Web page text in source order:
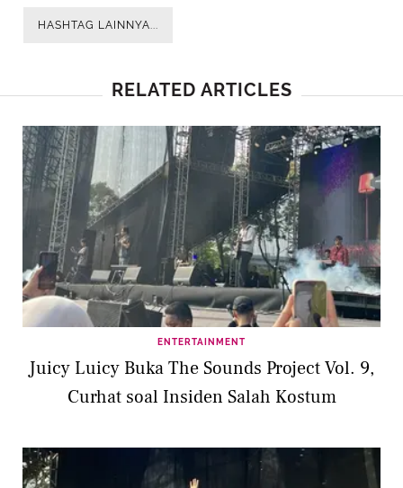
HASHTAG LAINNYA...
RELATED ARTICLES
ENTERTAINMENT
Juicy Luicy Buka The Sounds Project Vol. 9,
Curhat soal Insiden Salah Kostum